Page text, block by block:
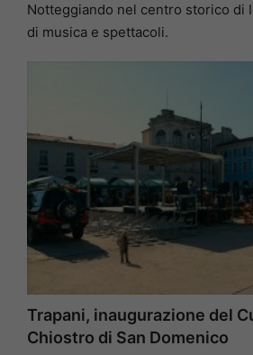
Notteggiando nel centro storico di
di musica e spettacoli.
Trapani, inaugurazione del
Chiostro di San Domenico